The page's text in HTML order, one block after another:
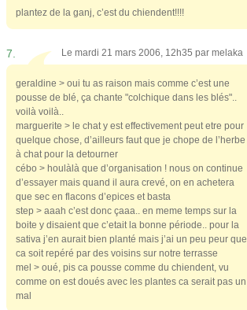
plantez de la ganj, c’est du chiendent!!!!
7. Le mardi 21 mars 2006, 12h35 par melaka
geraldine > oui tu as raison mais comme c’est une
pousse de blé, ça chante "colchique dans les blés"..
voilà voilà..
marguerite > le chat y est effectivement peut etre pour
quelque chose, d’ailleurs faut que je chope de l’herbe
à chat pour la detourner
cébo > houlàlà que d’organisation ! nous on continue
d’essayer mais quand il aura crevé, on en achetera
que sec en flacons d’epices et basta
step > aaah c’est donc çaaa.. en meme temps sur la
boite y disaient que c’etait la bonne période.. pour la
sativa j’en aurait bien planté mais j’ai un peu peur que
ca soit repéré par des voisins sur notre terrasse
mel > oué, pis ca pousse comme du chiendent, vu
comme on est doués avec les plantes ca serait pas un
mal